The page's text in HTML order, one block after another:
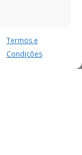
Termos e
Condições